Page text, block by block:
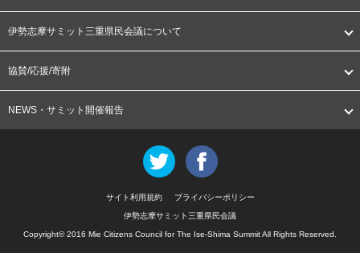
伊勢志摩サミット三重県民会議について
協賛/応援/寄附
NEWS・サミット開催報告
Twitter
サイト利用規約 プライバシーポリシー
伊勢志摩サミット三重県民会議
Copyright© 2016 Mie Citizens Council for The Ise-Shima Summit All Rights Reserved.